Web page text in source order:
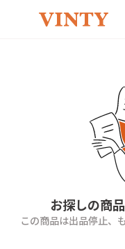
お探しの商
この商品は出品停止、